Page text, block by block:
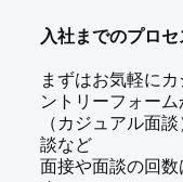
入社までのプロセ
まずはお気軽に
ントリーフォーム
（カジュアル
談など
面接や面談の回